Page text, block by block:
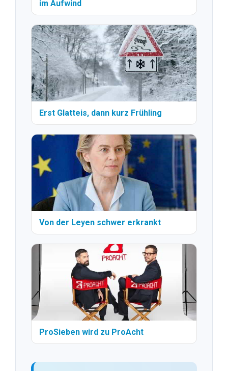
im Aufwind
Erst Glatteis, dann kurz Frühling
Von der Leyen schwer erkrankt
ProSieben wird zu ProAcht